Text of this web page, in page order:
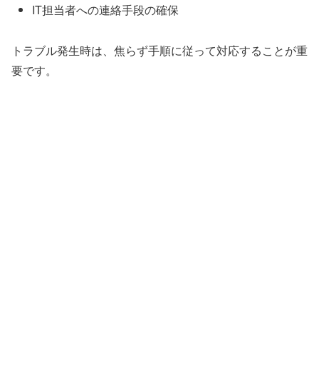
IT担当者への連絡手段の確保
トラブル発生時は、焦らず手順に従って対応することが重
要です。